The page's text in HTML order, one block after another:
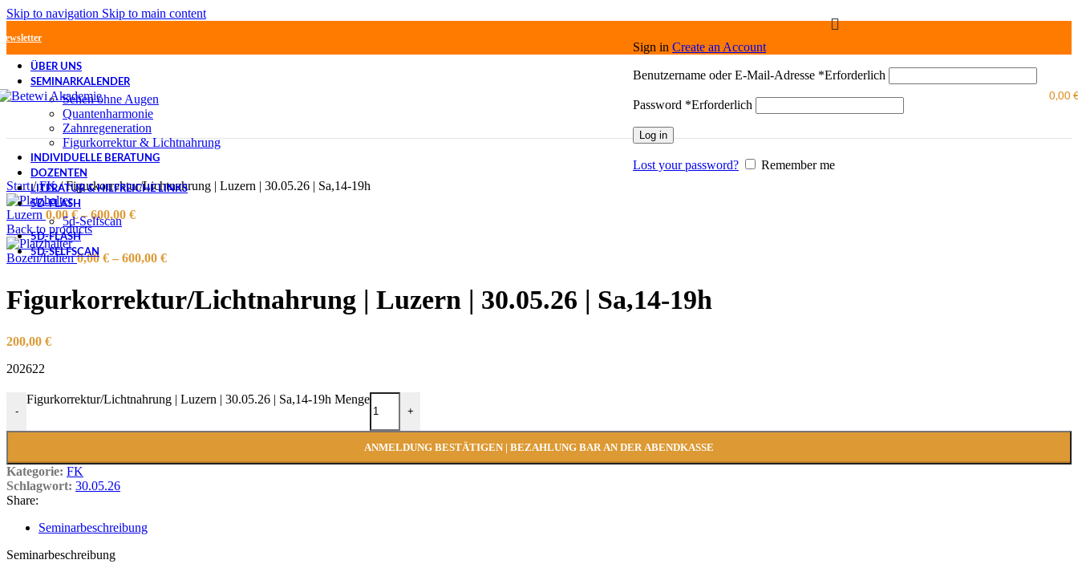
Skip to navigation Skip to main content
Sign in Create an Account
Benutzername oder E-Mail-Adresse *Erforderlich
Password *Erforderlich
Log in
Lost your password? Remember me
0,00
ÜBER UNS
SEMINARKALENDER
Sehen ohne Augen
Quantenharmonie
Zahnregeneration
Figurkorrektur & Lichtnahrung
INDIVIDUELLE BERATUNG
DOZENTEN
LITERATUR & HILFREICHE LINKS
5D-FLASH
5d-Selfscan
5D-FLASH
5D-SELFSCAN
Start/ FK/ Figurkorrektur/Lichtnahrung | Luzern | 30.05.26 | Sa,14-19h
Luzern 0,00 €– 600,00 €
Back to products
Bozen/Italien0,00 € – 600,00 €
Figurkorrektur/Lichtnahrung | Luzern | 30.05.26 | Sa,14-19h
200,00 €
202622
-
Figurkorrektur/Lichtnahrung | Luzern | 30.05.26 | Sa,14-19h Menge
+
ANMELDUNG BESTÄTIGEN | BEZAHLUNG BAR AN DER ABENDKASSE
Kategorie: FK
Schlagwort: 30.05.26
Share:
Seminarbeschreibung
Seminarbeschreibung